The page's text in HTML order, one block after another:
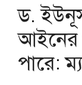
ড.
আইনের
পারে: